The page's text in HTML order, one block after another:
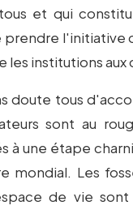
et qui
prendre
les institutions
doute tous
sont au
à une étape
mondial. Les
de vie sont